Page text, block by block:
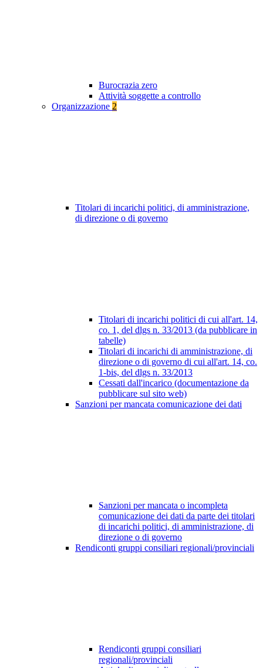
Burocrazia zero
Attività soggette a controllo
Organizzazione 2
Titolari di incarichi politici, di amministrazione,
di direzione o di governo
Titolari di incarichi politici di cui all'art. 14,
co. 1, del dlgs n. 33/2013 (da pubblicare in
tabelle)
Titolari di incarichi di amministrazione, di
direzione o di governo di cui all'art. 14, co.
1-bis, del dlgs n. 33/2013
Cessati dall'incarico (documentazione da
pubblicare sul sito web)
Sanzioni per mancata comunicazione dei dati
Sanzioni per mancata o incompleta
comunicazione dei dati da parte dei titolari
di incarichi politici, di amministrazione, di
direzione o di governo
Rendiconti gruppi consiliari regionali/provinciali
Rendiconti gruppi consiliari
regionali/provinciali